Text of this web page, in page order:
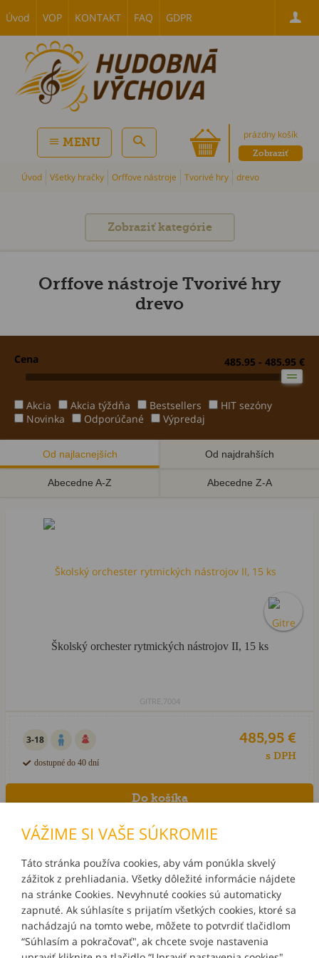
Úvod VOP KONTAKT FAQ GDPR
prázdny košík
Zobraziť
MENU
Úvod Všetky hračky Orffove nástroje Tvorivé hry drevo
Zobraziť kategórie
Orffove nástroje Tvorivé hry
drevo
Cena 485.95 - 485.95 €
Akcia Akcia týždňa Bestsellers
HIT sezóny
Novinka
Odporúčané Výpredaj
Od najlacnejších Od najdrahších
Abecedne A-Z Abecedne Z-A
Školský orchester rytmických nástrojov II, 15 ks
GITRE.7004
3-18
dostupné do 40 dní
485,95 €
s DPH
INFORMÁCIE
MÔJ ÚČET
VÁŽIME SI VAŠE SÚKROMIE
Táto stránka používa cookies, aby vám ponúkla skvelý
zážitok z prehliadania. Všetky dôležité informácie nájdete
na stránke Cookies. Nevyhnuté cookies sú automaticky
zapnuté. Ak súhlasíte s prijatím všetkých cookies, ktoré sa
nachádzajú na tomto webe, môžete to potvrdiť tlačidlom
“Súhlasím a pokračovať", ak chcete svoje nastavenia